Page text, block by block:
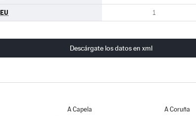
1
Descárgate los datos en xml
A Capela A Coruña